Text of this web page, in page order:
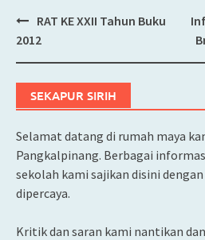
Post
RAT KE XXII Tahun Buku
2012
SEKAPUR SIRIH
Selamat datang di rumah maya
Pangkalpinang. Berbagai
sekolah kami sajikan disini
dipercaya.
Kritik dan saran kami nantikan